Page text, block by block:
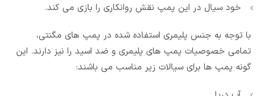
خود سیال در این پمپ نقش روانکاری را بازی می کند.
با توجه به جنس پلیمری استفاده شده در پمپ های مگنتی،
تمامی خصوصیات پمپ های پلیمری و ضد اسید را نیز دارند. این
گونه پمپ ها برای سیالات زیر مناسب می باشند: